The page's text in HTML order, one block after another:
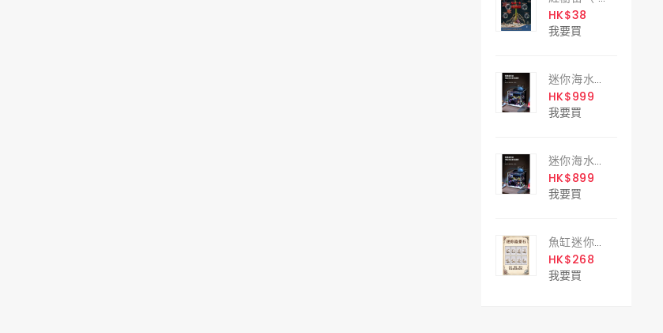
HK$38
我要買
迷你海水背濾套缸 30cm
HK$999
我要買
迷你海水背濾套缸 25cm
HK$899
我要買
魚缸迷你造景石 Miniature Aquarium Rocks
HK$268
我要買